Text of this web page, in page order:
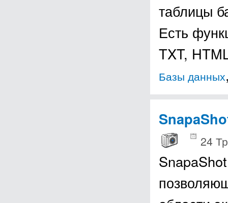
таблицы
Есть
TXT,
Базы данных
24